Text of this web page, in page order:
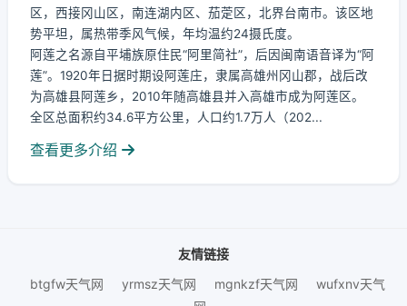
区，西接冈山区，南连湖内区、茄萣区，北界台南市。该区地
势平坦，属热带季风气候，年均温约24摄氏度。
阿莲之名源自平埔族原住民“阿里简社”，后因闽南语音译为“阿
莲”。1920年日据时期设阿莲庄，隶属高雄州冈山郡，战后改
为高雄县阿莲乡，2010年随高雄县并入高雄市成为阿莲区。
全区总面积约34.6平方公里，人口约1.7万人（202...
查看更多介绍
友情链接
btgfw天气网
yrmsz天气网 mgnkzf天气网
wufxnv天气